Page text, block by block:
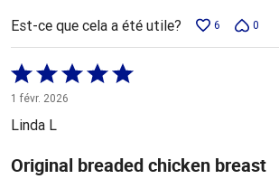
Est-ce que cela a été utile? 6 0
Coté
5 sur
5
1 févr. 2026
Linda L
Original breaded chicken breast